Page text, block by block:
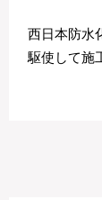
西日本防水
駆使して施